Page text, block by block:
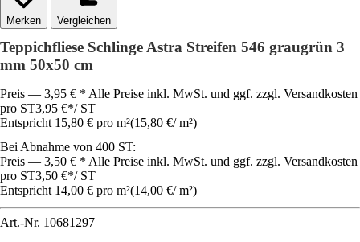
Vergleichen
Teppichfliese Schlinge Astra Streifen 546 graugrün 3
mm 50x50 cm
Preis — 3,95 € * Alle Preise inkl. MwSt. und ggf. zzgl. Versandkosten
pro ST3,95 €*/ ST
Entspricht 15,80 € pro m²(15,80 €/ m²)
Bei Abnahme von 400 ST:
Preis — 3,50 € * Alle Preise inkl. MwSt. und ggf. zzgl. Versandkosten
pro ST3,50 €*/ ST
Entspricht 14,00 € pro m²(14,00 €/ m²)
Art.-Nr. 10681297